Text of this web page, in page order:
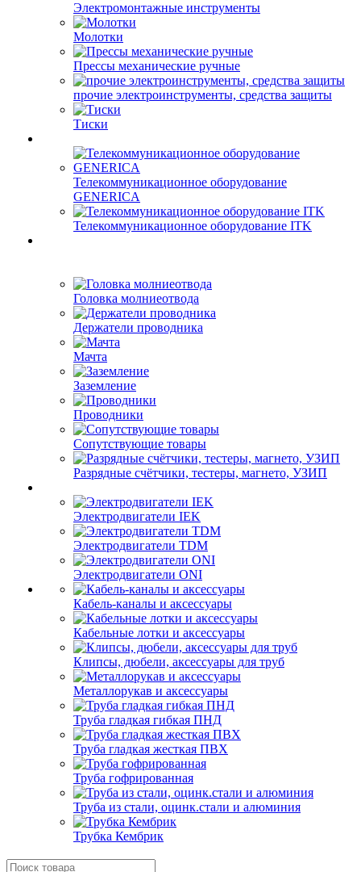
Электромонтажные инструменты
Молотки
Прессы механические ручные
прочие электроинструменты, средства защиты
Тиски
Телекоммуникационное оборудование
GENERICA
Телекоммуникационное оборудование ITK
Головка молниеотвода
Держатели проводника
Мачта
Заземление
Проводники
Сопутствующие товары
Разрядные счётчики, тестеры, магнето, УЗИП
Электродвигатели IEK
Электродвигатели TDM
Электродвигатели ONI
Кабель-каналы и аксессуары
Кабельные лотки и аксессуары
Клипсы, дюбели, аксессуары для труб
Металлорукав и аксессуары
Труба гладкая гибкая ПНД
Труба гладкая жесткая ПВХ
Труба гофрированная
Труба из стали, оцинк.стали и алюминия
Трубка Кембрик